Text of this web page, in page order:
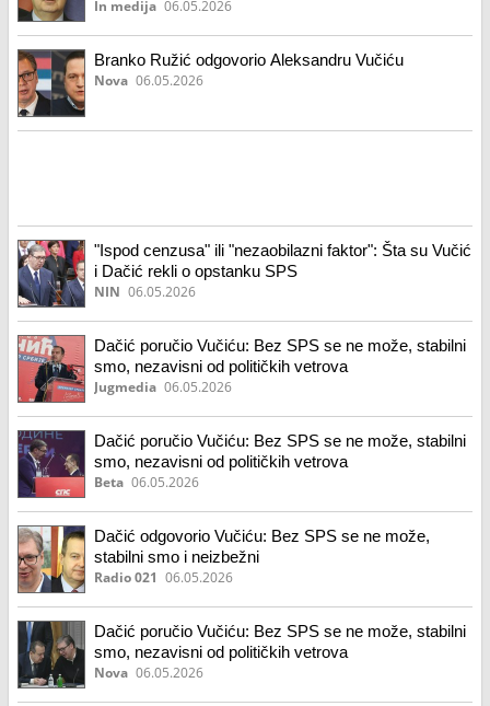
In medija 06.05.2026
Branko Ružić odgovorio Aleksandru Vučiću
Nova 06.05.2026
"Ispod cenzusa" ili "nezaobilazni faktor": Šta su Vučić
i Dačić rekli o opstanku SPS
NIN 06.05.2026
Dačić poručio Vučiću: Bez SPS se ne može, stabilni
smo, nezavisni od političkih vetrova
Jugmedia 06.05.2026
Dačić poručio Vučiću: Bez SPS se ne može, stabilni
smo, nezavisni od političkih vetrova
Beta 06.05.2026
Dačić odgovorio Vučiću: Bez SPS se ne može,
stabilni smo i neizbežni
Radio 021 06.05.2026
Dačić poručio Vučiću: Bez SPS se ne može, stabilni
smo, nezavisni od političkih vetrova
Nova 06.05.2026